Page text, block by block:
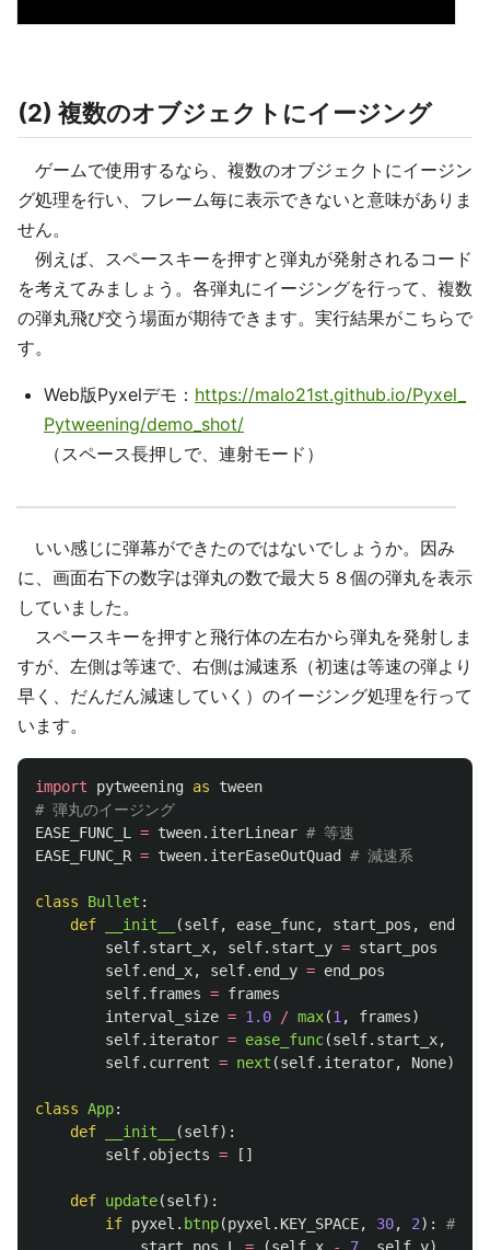
(2) 複数のオブジェクトにイージング
ゲームで使用するなら、複数のオブジェクトにイージン
グ処理を行い、フレーム毎に表示できないと意味がありま
せん。
例えば、スペースキーを押すと弾丸が発射されるコード
を考えてみましょう。各弾丸にイージングを行って、複数
の弾丸飛び交う場面が期待できます。実行結果がこちらで
す。
Web版Pyxelデモ： https://malo21st.github.io/Pyxel_
Pytweening/demo_shot/
（スペース長押しで、連射モード）
いい感じに弾幕ができたのではないでしょうか。因み
に、画面右下の数字は弾丸の数で最大５８個の弾丸を表示
していました。
スペースキーを押すと飛行体の左右から弾丸を発射しま
すが、左側は等速で、右側は減速系（初速は等速の弾より
早く、だんだん減速していく）のイージング処理を行って
います。
import pytweening as
tween
EASE_FUNC_L
= tween. iterLinear
EASE_FUNC_R = tween. iterEaseOutQuad
class Bullet :
def
__init__ (self, ease_func, start_pos ,
end_pos
self. start_x, self. start_y = start_pos
self. end_x, self. end_y = end_pos
self. frames = frames
interval_size = 1.0 / max(1 , frames)
self. iterator = ease_func(self. start_x,
self. current = next (self. iterator, None)
class App:
def
__init__ (self):
self. objects = []
def update(self):
if pyxel . btnp(pyxel . KEY_SPACE, 30, 2):